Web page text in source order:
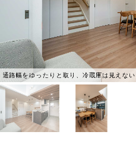
通路幅をゆったりと取り、冷蔵庫は見えな